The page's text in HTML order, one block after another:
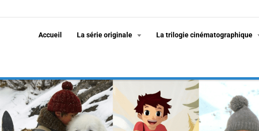
Accueil La série originale La trilogie cinématographique